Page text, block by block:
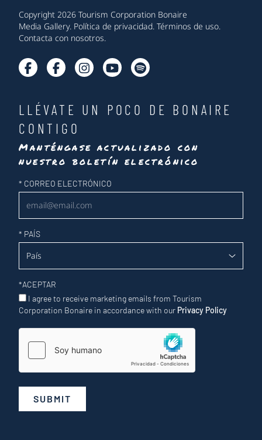
Copyright 2026 Tourism Corporation Bonaire
Media Gallery. Política de privacidad. Términos de uso.
Contacta con nosotros.
LLÉVATE UN POCO DE BONAIRE
CONTIGO
Manténgase actualizado con
nuestro boletín electrónico
Newsletter
* CORREO ELECTRÓNICO
* PAÍS
*ACEPTAR
I agree to receive marketing emails from Tourism
Corporation Bonaire in accordance with our Privacy Policy
SUBMIT